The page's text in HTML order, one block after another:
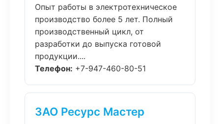
Опыт работы в электротехническое
производство более 5 лет. Полный
производственный цикл, от
разработки до выпуска готовой
продукции....
Телефон: +7-947-460-80-51
ЗАО Ресурс Мастер